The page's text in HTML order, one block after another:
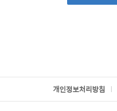
개인정보처리방침